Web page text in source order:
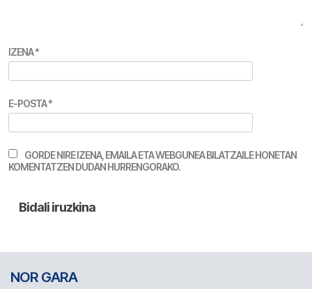
IZENA*
E-POSTA*
GORDE NIRE IZENA, EMAILA ETA WEBGUNEA BILATZAILE HONETAN
KOMENTATZEN DUDAN HURRENGORAKO.
NOR GARA